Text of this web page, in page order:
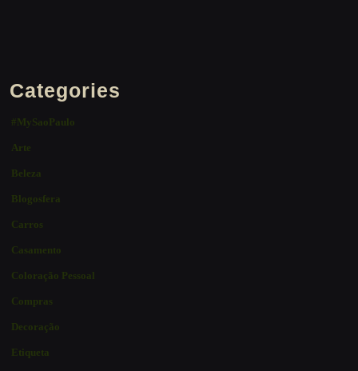
Categories
#MySaoPaulo
Arte
Beleza
Blogosfera
Carros
Casamento
Coloração Pessoal
Compras
Decoração
Etiqueta